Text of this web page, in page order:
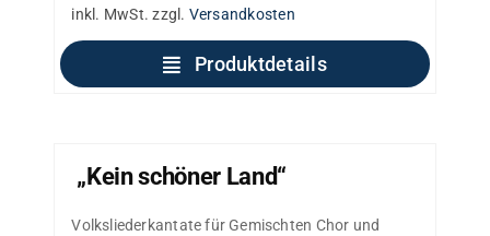
inkl. MwSt. zzgl. Versandkosten
Produktdetails
„Kein schöner Land“
Volksliederkantate für Gemischten Chor und